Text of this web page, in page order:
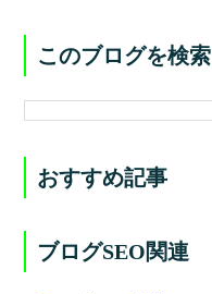
このブログを検索
おすすめ記事
ブログSEO関連